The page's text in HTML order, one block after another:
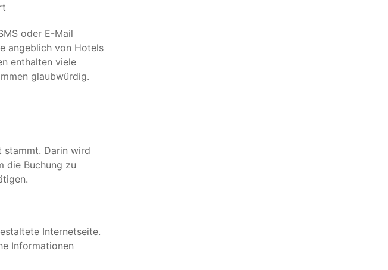
oder E-Mail
angeblich von Hotels
enthalten viele
glaubwürdig.
stammt. Darin wird
die Buchung zu
Internetseite.
Informationen